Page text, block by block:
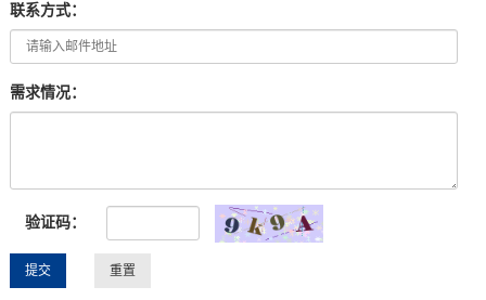
联系方式：
需求情况：
验证码：